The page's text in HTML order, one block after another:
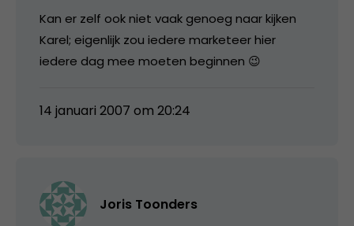
Kan er zelf ook niet vaak genoeg naar kijken
Karel; eigenlijk zou iedere marketeer hier
iedere dag mee moeten beginnen 😉
14 januari 2007 om 20:24
Joris Toonders